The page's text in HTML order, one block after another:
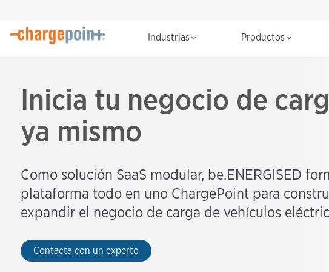
Industrias Productos
Inicia tu negocio de
ya mismo
Como solución SaaS modular, be.ENERGISED
plataforma todo en uno ChargePoint para
expandir el negocio de carga de vehículos
Contacta con un experto